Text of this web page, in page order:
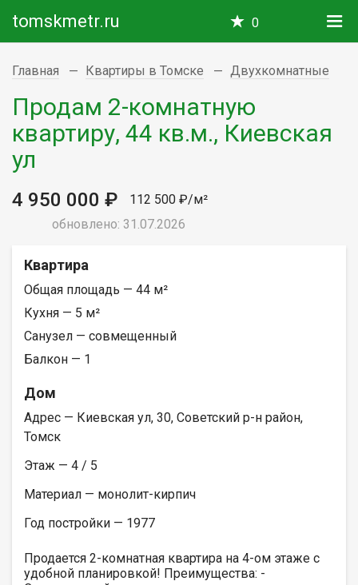
tomskmetr.ru 0
Главная Квартиры в Томске Двухкомнатные
Продам 2-комнатную
квартиру, 44 кв.м., Киевская
ул
4 950 000 ₽
112 500 ₽/м²
обновлено: 31.07.2026
Квартира
Общая площадь — 44 м²
Кухня — 5 м²
Санузел — совмещенный
Балкон — 1
Дом
Адрес — Киевская ул, 30, Советский р-н район,
Томск
Этаж — 4 / 5
Материал — монолит-кирпич
Год постройки — 1977
Продается 2-комнатная квартира на 4-ом этаже с
удобной планировкой! Преимущества: -